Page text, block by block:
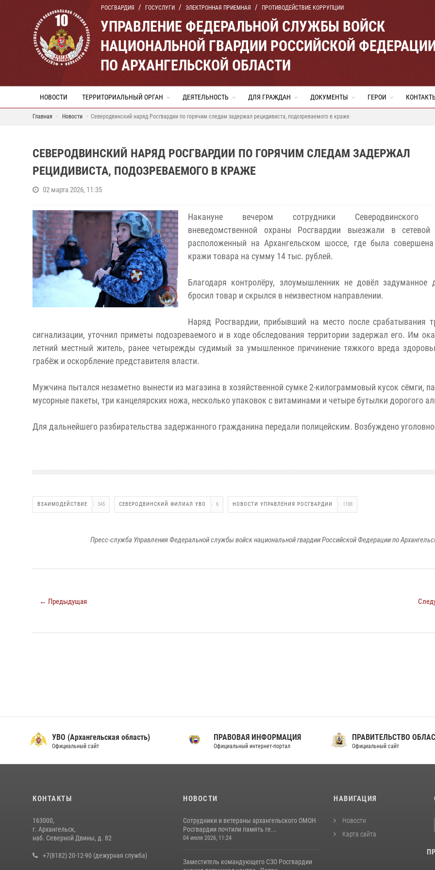
РОСГВАРДИЯ ГОСУСЛУГИ ЭЛЕКТРОННАЯ ПРИЕМНАЯ ПРОТИВОДЕЙСТВИЕ КОРРУПЦИИ
УПРАВЛЕНИЕ ФЕДЕРАЛЬНОЙ СЛУЖБЫ ВОЙСК
НАЦИОНАЛЬНОЙ ГВАРДИИ РОССИЙСКОЙ
ПО АРХАНГЕЛЬСКОЙ ОБЛАСТИ
НОВОСТИ ТЕРРИТОРИАЛЬНЫЙ ОРГАН ДЕЯТЕЛЬНОСТЬ ДЛЯ ГРАЖДАН ДОКУМЕНТЫ ГЕРОИ
Главная Новости Северодвинский наряд Росгвардии по горячим следам задержал рецидивиста, подозреваемого в краже
СЕВЕРОДВИНСКИЙ НАРЯД РОСГВАРДИИ ПО ГОРЯЧИМ СЛЕДАМ ЗАДЕРЖАЛ
РЕЦИДИВИСТА, ПОДОЗРЕВАЕМОГО В КРАЖЕ
02 марта 2026, 11:35
Накануне вечером сотрудники Северодвинского
вневедомственной охраны Росгвардии выезжали в сетевой
расположенный на Архангельском шоссе, где была
кражи товара на сумму 14 тыс. рублей.
Благодаря контролёру, злоумышленник не довёл задуманное
бросил товар и скрылся в неизвестном направлении.
Наряд Росгвардии, прибывший на место после срабатывания
сигнализации, уточнил приметы подозреваемого и в ходе обследования территории задержал его. Им
летний местный житель, ранее четырежды судимый за умышленное причинение тяжкого вреда
грабёж и оскорбление представителя власти.
Мужчина пытался незаметно вынести из магазина в хозяйственной сумке 2-килограммовый кусок сёмги,
мусорные пакеты, три канцелярских ножа, несколько упаковок с витаминами и четыре бутылки дорогого
Для дальнейшего разбирательства задержанного гражданина передали полицейским. Возбуждено
ВЗАИМОДЕЙСТВИЕ 345 СЕВЕРОДВИНСКИЙ ФИЛИАЛ УВО 6 НОВОСТИ УПРАВЛЕНИЯ РОСГВАРДИИ 1188
Пресс-служба Управления Федеральной службы войск национальной гвардии Российской Федерации по
← Предыдущая
УВО (Архангельская область)
Официальный сайт
ПРАВОВАЯ ИНФОРМАЦИЯ
Официальный интернет-портал
ПРАВИТЕЛЬСТВО
Официальный сайт
КОНТАКТЫ
163000,
г. Архангельск,
наб. Северной Двины, д. 82
+7(8182) 20-12-90 (дежурная служба)
НОВОСТИ
Сотрудники и ветераны архангельского ОМОН
Росгвардии почтили память ге...
04 июля 2026, 11:24
Заместитель командующего СЗО Росгвардии
НАВИГАЦИЯ
Новости
Карта сайта